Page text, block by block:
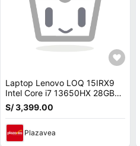
Laptop Lenovo LOQ 15IRX9
Intel Core i7 13650HX 28GB
RAM 512GB SSD 6GB RTX
3050 15.6 FHD
83DV00FHLM28
S/ 3,399.00
Plazavea